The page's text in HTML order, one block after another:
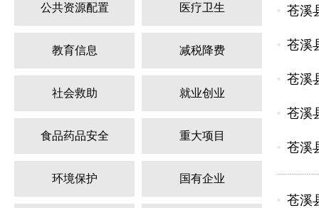
公共资源配置 医疗卫生
教育信息 减税降费
社会救助 就业创业
食品药品安全 重大项目
环境保护 国有企业
苍溪
苍溪
苍溪
苍溪
苍溪
苍溪